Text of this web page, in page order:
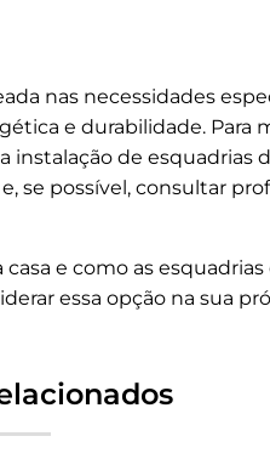
nas necessidades
e durabilidade. Para
instalação de esquadrias
possível, consultar
e como as
essa opção na sua